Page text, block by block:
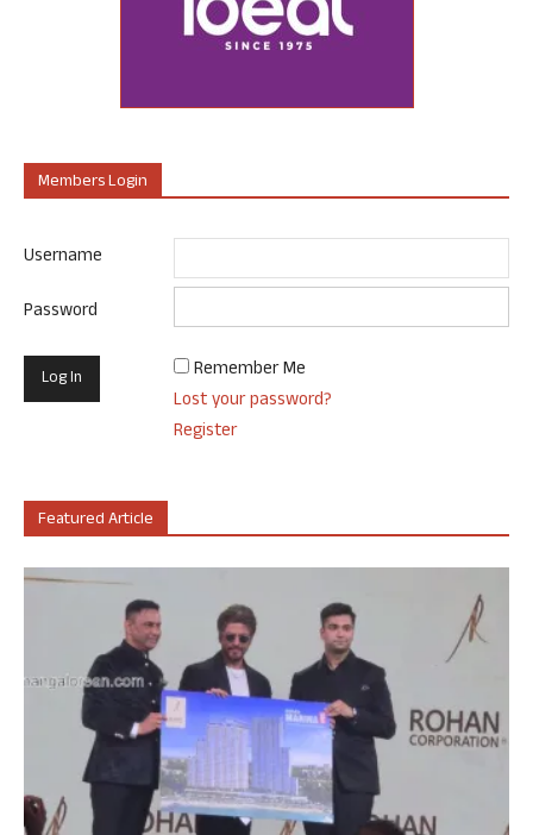
Members Login
Username
Password
Remember Me
Lost your password?
Register
Featured Article